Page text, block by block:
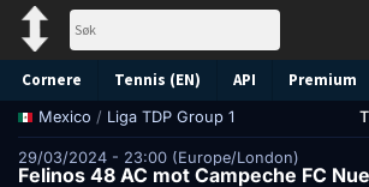
Cornere Tennis (EN) API Premium
Mexico / Liga TDP Group 1
29/03/2024 - 23:00 (Europe/London)